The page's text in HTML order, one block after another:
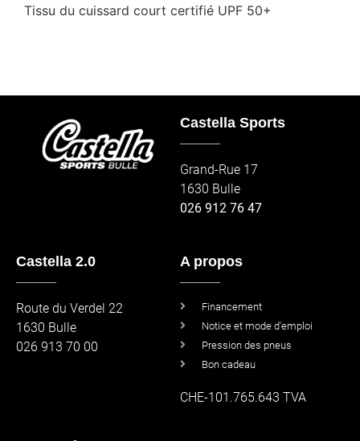
Tissu du cuissard court certifié UPF 50+
Castella Sports
Grand-Rue 17
1630 Bulle
026 912 76 47
Castella 2.0
Route du Verdel 22
1630 Bulle
026 913 70 00
A propos
Financement
Notice et mode d'emploi
Pression des pneus
Bon cadeau
CHE-101.765.643 TVA